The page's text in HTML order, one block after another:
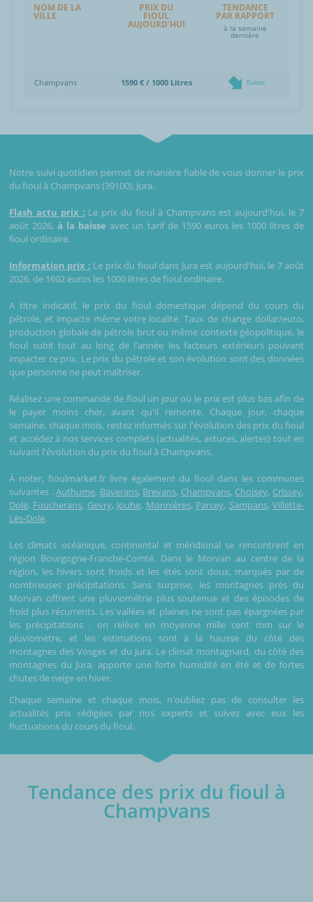
NOM DE LA
VILLE
PRIX DU
FIOUL
AUJOURD'HUI
TENDANCE
PAR RAPPORT
à la semaine
dernière
Champvans 1590 € / 1000 Litres Baisse
Notre suivi quotidien permet de manière fiable de vous donner le prix
du fioul à Champvans (39100), Jura.
Flash actu prix : Le prix du fioul à Champvans est aujourd'hui, le 7
août 2026,à la baisse avec un tarif de 1590 euros les 1000 litres de
fioul ordinaire.
Information prix : Le prix du fioul dans Jura est aujourd'hui, le 7 août
2026, de 1602 euros les 1000 litres de fioul ordinaire.
A titre indicatif, le prix du fioul domestique dépend du cours du
pétrole, et impacte même votre localité. Taux de change dollar/euro,
production globale de pétrole brut ou même contexte géopolitique, le
fioul subit tout au long de l'année les facteurs extérieurs pouvant
impacter ce prix. Le prix du pétrole et son évolution sont des données
que personne ne peut maîtriser.
Réalisez une commande de fioul un jour où le prix est plus bas afin de
le payer moins cher, avant qu'il remonte. Chaque jour, chaque
semaine, chaque mois, restez informés sur l'évolution des prix du fioul
et accédez à nos services complets (actualités, astuces, alertes) tout en
suivant l'évolution du prix du fioul à Champvans.
À noter, fioulmarket.fr livre également du fioul dans les communes
suivantes :Authume, Baverans, Brevans, Champvans, Choisey, Crissey,
Dole, Foucherans, Gevry, Jouhe, Monnières, Parcey, Sampans,Villette-
Lès-Dole.
Les climats océanique, continental et méridional se rencontrent en
région Bourgogne-Franche-Comté. Dans le Morvan au centre de la
région, les hivers sont froids et les étés sont doux, marqués par de
nombreuses précipitations. Sans surprise, les montagnes près du
Morvan offrent une pluviométrie plus soutenue et des épisodes de
froid plus récurrents. Les vallées et plaines ne sont pas épargnées par
les précipitations : on relève en moyenne mille cent mm sur le
pluviomètre, et les estimations sont à la hausse du côté des
montagnes des Vosges et du Jura. Le climat montagnard, du côté des
montagnes du Jura, apporte une forte humidité en été et de fortes
chutes de neige en hiver.
Chaque semaine et chaque mois, n'oubliez pas de consulter les
actualités prix rédigées par nos experts et suivez avec eux les
fluctuations du cours du fioul.
Tendance des prix du fioul à
Champvans